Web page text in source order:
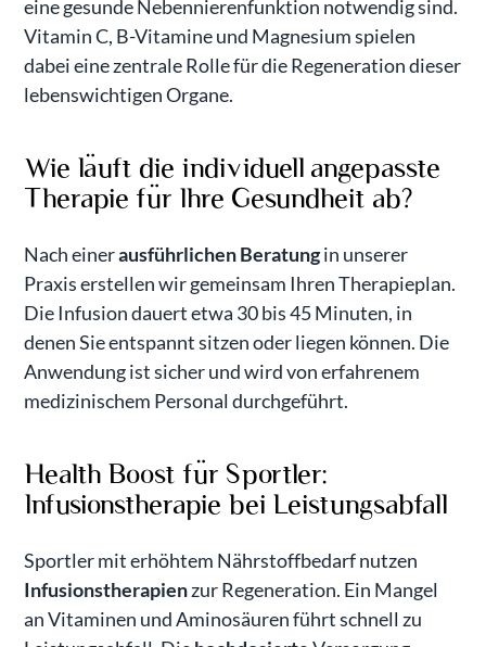
eine gesunde Nebennierenfunktion notwendig sind.
Vitamin C, B-Vitamine und Magnesium spielen
dabei eine zentrale Rolle für die Regeneration dieser
lebenswichtigen Organe.
Wie läuft die individuell angepasste
Therapie für Ihre Gesundheit ab?
Nach einerausführlichen Beratungin unserer
Praxis erstellen wir gemeinsam Ihren Therapieplan.
Die Infusion dauert etwa 30 bis 45 Minuten, in
denen Sie entspannt sitzen oder liegen können. Die
Anwendung ist sicher und wird von erfahrenem
medizinischem Personal durchgeführt.
Health Boost für Sportler:
Infusionstherapie bei Leistungsabfall
Sportler mit erhöhtem Nährstoffbedarf nutzen
Infusionstherapienzur Regeneration. Ein Mangel
an Vitaminen und Aminosäuren führt schnell zu